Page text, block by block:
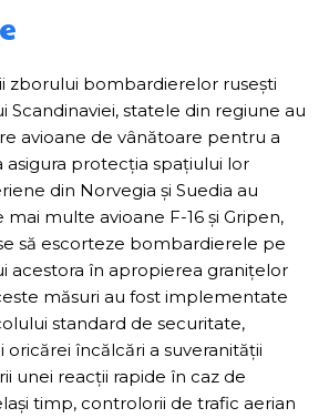
zborului bombardierelor rusești
Scandinaviei, statele din regiune au
avioane de vânătoare pentru a
asigura protecția spațiului lor
din Norvegia și Suedia au
multe avioane F-16 și Gripen,
să escorteze bombardierele pe
acestora în apropierea granițelor
măsuri au fost implementate
standard de securitate,
oricărei încălcări a suveranității
unei reacții rapide în caz de
timp, controlorii de trafic aerian